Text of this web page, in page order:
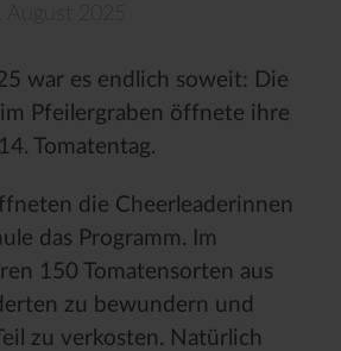
August 2025
war es endlich soweit: Die
Pfeilergraben öffnete ihre
Tomatentag.
die Cheerleaderinnen
das Programm. Im
150 Tomatensorten aus
zu bewundern und
zu verkosten. Natürlich